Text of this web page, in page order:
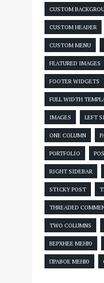
CUSTOM
CUSTOM HEADER
CUSTOM MENU
FEATURED IMAGES
FOOTER WIDGETS
FULL WIDTH
IMAGES LEFT
ONE COLUMN
PORTFOLIO
RIGHT SIDEBAR
STICKY POST
THREADED
TWO COLUMNS
ВЕРХНЕЕ МЕНЮ
ПРАВОЕ МЕНЮ